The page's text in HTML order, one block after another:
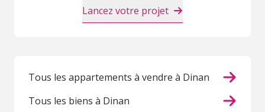
Lancez votre projet
Tous les appartements à vendre à Dinan
Tous les biens à Dinan